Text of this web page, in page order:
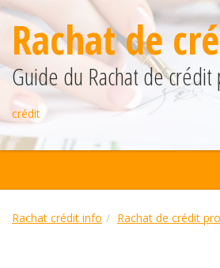
Rachat de
Guide du Rachat de
crédit
Rachat crédit info Rachat de crédit